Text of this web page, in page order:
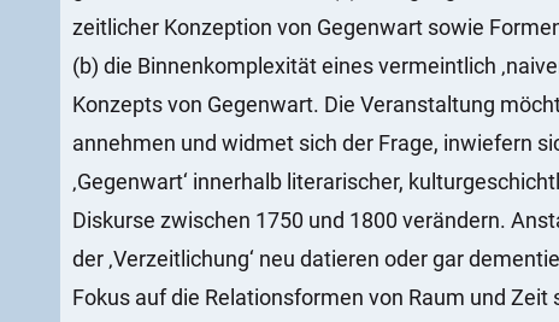
zeitlicher Konzeption von Gegenwart sowie
(b) die Binnenkomplexität eines vermeintlich
Konzepts von Gegenwart. Die Veranstaltung
annehmen und widmet sich der Frage, inwiefern
‚Gegenwart‘ innerhalb literarischer,
Diskurse zwischen 1750 und 1800 verändern.
der ‚Verzeitlichung‘ neu datieren oder gar
Fokus auf die Relationsformen von Raum und Zeit